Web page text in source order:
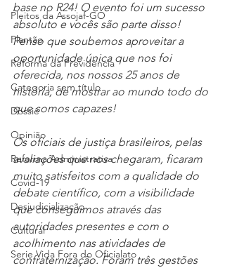
Pleitos da Assojaf-GO
Plantão
Reforma da Previdência
Categoria sem título
Dossiê
Opinião
Reforma Administrativa
Covid-19
Desjudicialização
Cultural
Serie Vida Fora do Oficialato
base no R24! O evento foi um sucesso
absoluto e vocês são parte disso!
Penso que soubemos aproveitar a
oportunidade única que nos foi
oferecida, nos nossos 25 anos de
história, de mostrar ao mundo todo do
que somos capazes!
Os oficiais de justiça brasileiros, pelas
avaliações que nos chegaram, ficaram
muito satisfeitos com a qualidade do
debate científico, com a visibilidade
que conseguimos através das
autoridades presentes e com o
acolhimento nas atividades de
confraternização. Foram três gestões